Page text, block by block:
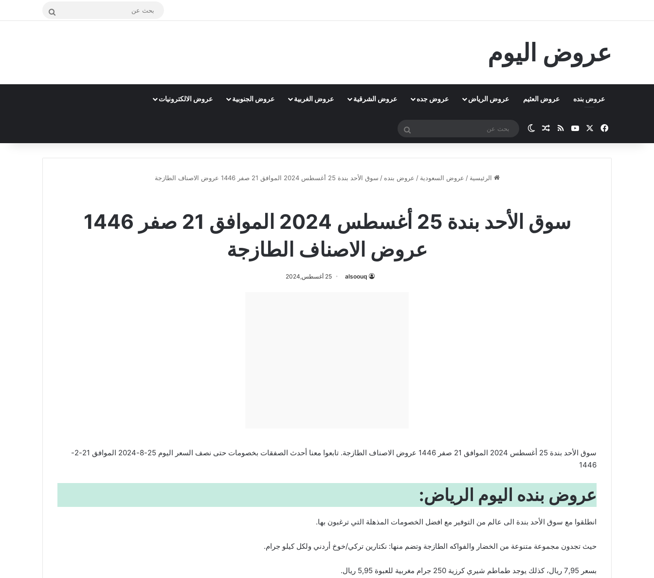
بحث
عروض اليوم
عروض بنده عروض العثيم عروض الرياض عروض جده عروض الشرقية عروض الغربية عروض الجنوبية عروض الالكترونيات
فيسبوك ‫YouTubeملخص الموقع RSS
مقال عشوائي
الوضع المظلم
بحث
الرئيسية / عروض السعودية / عروض بنده / سوق الأحد بندة 25 أغسطس 2024 الموافق 21 صفر 1446 عروض الاصناف الطازجة
سوق الأحد بندة 25 أغسطس 2024 الموافق 21 صفر 1446
عروض الاصناف الطازجة
alsoouq 25 أغسطس,2024
سوق الأحد بندة 25 أغسطس 2024 الموافق 21 صفر 1446 عروض الاصناف الطازجة. تابعوا معنا أحدث الصفقات بخصومات حتى نصف السعر اليوم 25-8-2024 الموافق 21-2-
1446
عروض بنده اليوم الرياض:
انطلقوا مع سوق الأحد بندة الى عالم من التوفير مع افضل الخصومات المذهلة التي ترغبون بها.
حيث تجدون مجموعة متنوعة من الخضار والفواكه الطازجة وتضم منها: نكتارين تركي/خوخ أردني ولكل كيلو جرام.
بسعر 7,95 ريال، كذلك يوجد طماطم شيري كرزية 250 جرام مغربية للعبوة 5,95 ريال.